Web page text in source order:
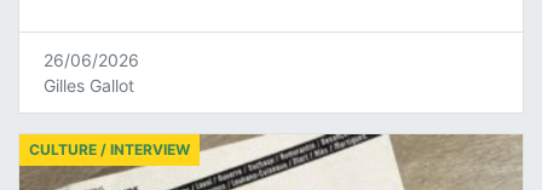
26/06/2026
Gilles Gallot
CULTURE / INTERVIEW